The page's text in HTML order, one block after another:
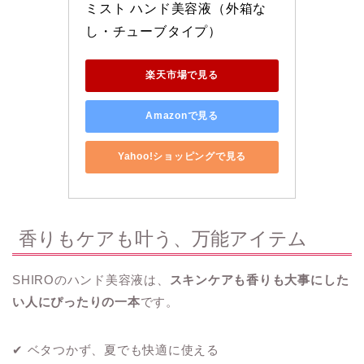
ミスト ハンド美容液（外箱な
し・チューブタイプ）
楽天市場で見る
Amazonで見る
Yahoo!ショッピングで見る
香りもケアも叶う、万能アイテム
SHIROのハンド美容液は、
スキンケアも香りも大事にした
い人にぴったりの一本です。
✔ ベタつかず、夏でも快適に使える